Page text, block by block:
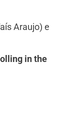
Araujo) e
in the